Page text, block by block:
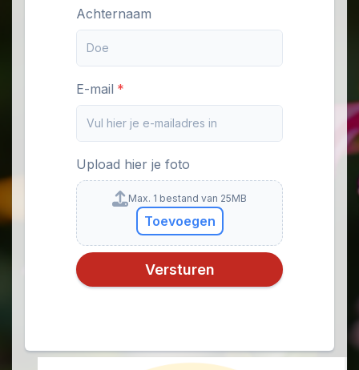
Achternaam
E-mail
Upload hier je foto
Max. 1 bestand van 25MB
Toevoegen
Versturen